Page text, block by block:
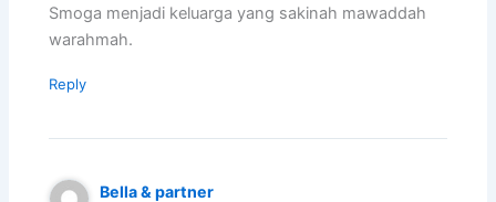
Smoga menjadi keluarga yang sakinah mawaddah
warahmah.
Reply
Bella & partner